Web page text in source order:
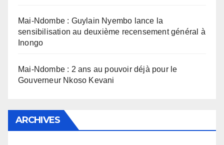
Mai-Ndombe : Guylain Nyembo lance la
sensibilisation au deuxième recensement général à
Inongo
Mai-Ndombe : 2 ans au pouvoir déjà pour le
Gouverneur Nkoso Kevani
ARCHIVES